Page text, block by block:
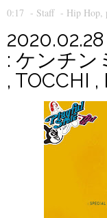
0:17 - Staff- Hip Hop
: ケンチン
, TOCCHI ,